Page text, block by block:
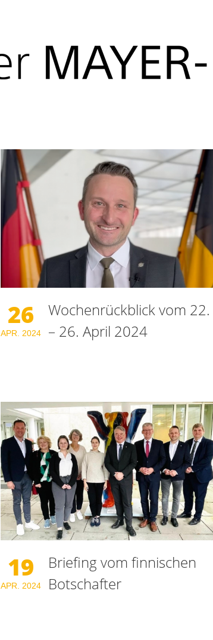
26
APR. 2024
Wochenrückblick vom 22.
– 26. April 2024
19
APR. 2024
Briefing vom finnischen
Botschafter